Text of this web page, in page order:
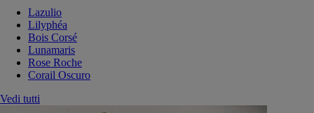
Lazulio
Lilyphéa
Bois Corsé
Lunamaris
Rose Roche
Corail Oscuro
Vedi tutti